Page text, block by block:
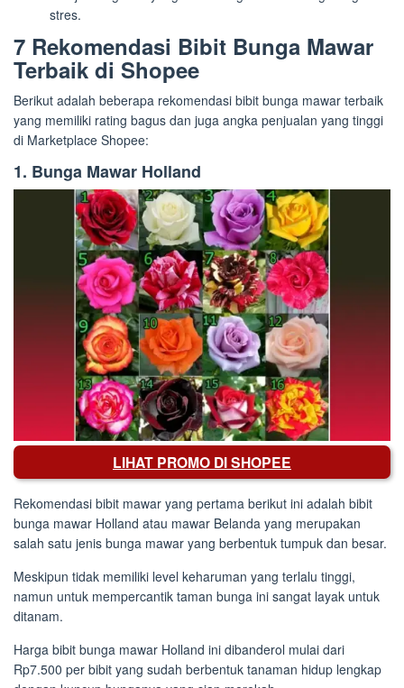
stres.
7 Rekomendasi Bibit Bunga Mawar
Terbaik di Shopee
Berikut adalah beberapa rekomendasi bibit bunga mawar terbaik
yang memiliki rating bagus dan juga angka penjualan yang tinggi
di Marketplace Shopee:
1. Bunga Mawar Holland
LIHAT PROMO DI SHOPEE
Rekomendasi bibit mawar yang pertama berikut ini adalah bibit
bunga mawar Holland atau mawar Belanda yang merupakan
salah satu jenis bunga mawar yang berbentuk tumpuk dan besar.
Meskipun tidak memiliki level keharuman yang terlalu tinggi,
namun untuk mempercantik taman bunga ini sangat layak untuk
ditanam.
Harga bibit bunga mawar Holland ini dibanderol mulai dari
Rp7.500 per bibit yang sudah berbentuk tanaman hidup lengkap